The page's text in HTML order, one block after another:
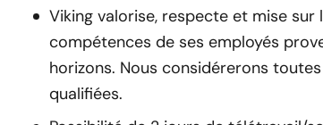
Viking valorise, respecte et mise sur
compétences de ses employés
horizons. Nous considérerons
qualifiées.